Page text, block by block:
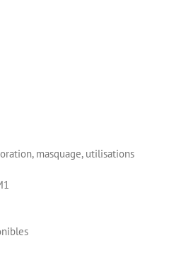
masquage, utilisations